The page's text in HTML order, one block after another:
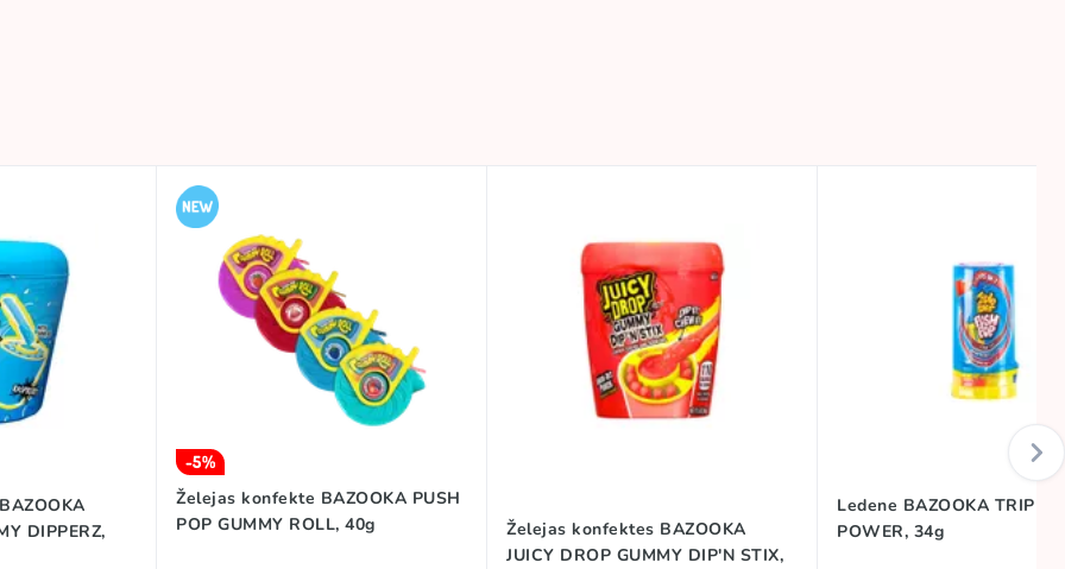
DIPPERZ,
-5%
Želejas konfekte BAZOOKA PUSH
POP GUMMY ROLL, 40g
Želejas konfektes BAZOOKA
JUICY DROP GUMMY DIP'N STIX,
Ledene BAZOOKA TRIPLE
POWER, 34g